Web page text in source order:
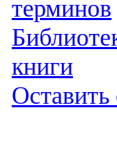
терминов
книги
Оставить